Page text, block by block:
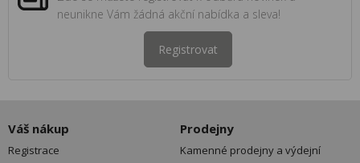
neunikne Vám žádná akční nabídka a sleva!
Registrovat
Váš nákup
Registrace
Prodejny
Kamenné prodejny a výdejní